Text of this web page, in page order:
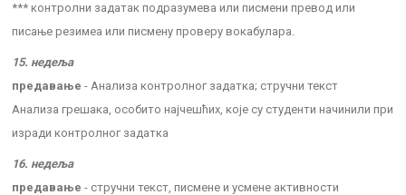
*** контролни задатак подразумева или писмени превод или
писање резимеа или писмену проверу вокабулара.
15. недеља
предавање - Анализа контролног задатка; стручни текст
Анализа грешака, особито најчешћих, које су студенти начинили при
изради контролног задатка
16. недеља
предавање - стручни текст, писмене и усмене активности